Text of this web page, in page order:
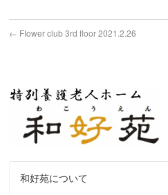
← FIower club 3rd floor 2021.2.26
和好苑について